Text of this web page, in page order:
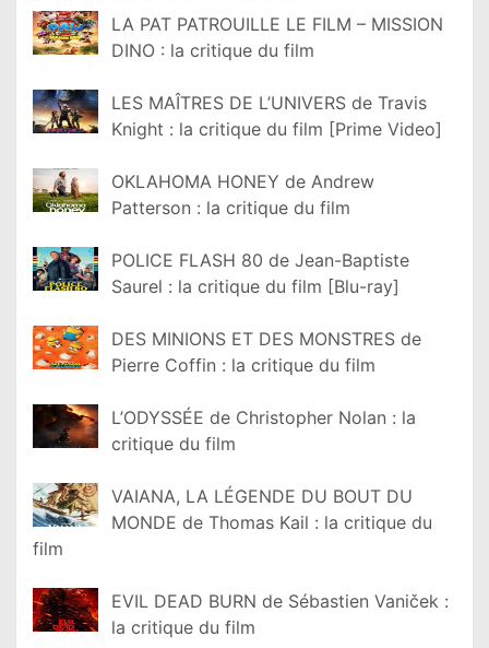
LA PAT PATROUILLE LE FILM – MISSION
DINO : la critique du film
LES MAÎTRES DE L’UNIVERS de Travis
Knight : la critique du film [Prime Video]
OKLAHOMA HONEY de Andrew
Patterson : la critique du film
POLICE FLASH 80 de Jean-Baptiste
Saurel : la critique du film [Blu-ray]
DES MINIONS ET DES MONSTRES de
Pierre Coffin : la critique du film
L’ODYSSÉE de Christopher Nolan : la
critique du film
VAIANA, LA LÉGENDE DU BOUT DU
MONDE de Thomas Kail : la critique du
film
EVIL DEAD BURN de Sébastien Vaniček :
la critique du film